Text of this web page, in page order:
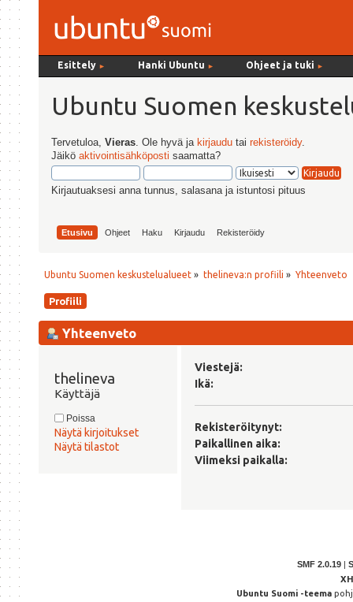
Esittely ► Hanki Ubuntu ► Ohjeet ja tuki ►
Ubuntu Suomen
Tervetuloa,Vieras . Ole hyvä ja kirjaudu tairekisteröidy.
Jäiköaktivointisähköposti saamatta?
Kirjautuaksesi anna tunnus, salasana ja istuntosi pituus
Etusivu Ohjeet Haku Kirjaudu Rekisteröidy
Ubuntu Suomen keskustelualueet » thelineva:n profiili » Yhteenveto
Profiili
Yhteenveto
thelineva
Käyttäjä
Poissa
Näytä kirjoitukset
Näytä tilastot
Viestejä:
Ikä:
Rekisteröitynyt:
Paikallinen aika:
Viimeksi paikalla:
SMF 2.0.19 |
Ubuntu Suomi -teema